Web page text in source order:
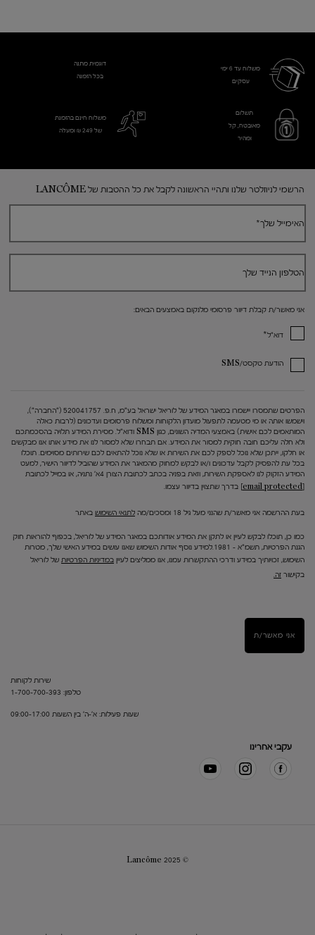
משלוח עד 6 ימי
עסקים​
דוגמית מתנה
בכל הזמנה
תשלום
מאובטח, קל
ומהיר
משלוח חינם בהזמנת
של 249 ₪ ומעלה
הרשמי לניוזלטר שלנו ותהיי הראשונה לקבל את כל ההטבות של LANCÔME
האימייל שלך*
הטלפון הנייד שלך
אני מאשר/ת קבלת דיוור פרסומי מלנקום באמצעים הבאים:
דוא"ל*
הודעת טקסט/SMS
הפרטים שתמסרו יישמרו במאגר המידע של לוריאל ישראל בע"מ, ח.פ. 520041757 ("החברה"),
וישמשו אותה או מי מטעמה לתפעול מועדון הלקוחות ומשלוח פרסומים ועדכונים (לרבות כאלה
המותאמים לכם אישית) באמצעי המדיה השונים, כגון SMS ודוא"ל. מסירת המידע תלויה בהסכמתכם
ולא חלה עליכם חובה חוקית למסור את המידע. אם תבחרו שלא למסור לנו את מידע אותו אנו מבקשים
או חלקו, ייתכן שלא נוכל לספק לכם את השירות או שלא נוכל להתאים לכם שירותים מסוימים. תוכלו
בכל עת להפסיק לקבל עדכונים ו/או לבקש למחוק מהמאגר את המידע שהוביל לדיוור הישיר, למעט
המידע הזקוק לנו לאספקת השירות, וזאת בפניה בכתב לכתובת הצורן 4א' נתניה, או במייל לכתובת
[email protected]
בדרך שתצוין בדיוור עצמו.
בעת ההרשמה אני מאשר/ת שהנני מעל גיל 18 ומסכים/מה לתנאי השימוש באתר
כמו כן, תוכלו לבקש לעיין או לתקן את המידע אודותכם במאגר המידע של לוריאל, בכפוף להוראות חוק
הגנת הפרטיות, תשמ"א – 1981.למידע נוסף אודות השימוש שאנו עושים במידע האישי שלך, מטרות
השימוש, זכויותיך במידע ודרכי ההתקשרות עמנו, אנו ממליצים לעיין במדיניות הפרטיות של לוריאל
בקישור זה.
אני מאשר/ת
שירות לקוחות
טלפון: 1-700-700-393
שעות פעילות: א'-ה' בין השעות 09:00-17:00
עקבי אחרינו
© Lancôme 2025